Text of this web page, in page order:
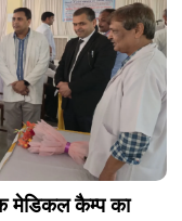
मेडिकल कैम्प का